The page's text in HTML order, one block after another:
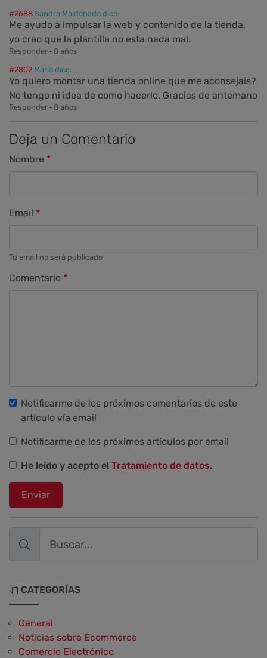
#2688 Sandra Maldonado dice:
Me ayudo a impulsar la web y contenido de la tienda,
yo creo que la plantilla no esta nada mal.
Responder · 8 años
#2802 María dice:
Yo quiero montar una tienda online que me aconsejais?
No tengo ni idea de como hacerlo. Gracias de antemano
Responder · 8 años
Deja un Comentario
Nombre
Email
Tu email no será publicado
Comentario
Notificarme de los próximos comentarios de este
artículo vía email
Notificarme de los próximos artículos por email
He leído y acepto el Tratamiento de datos.
Enviar
CATEGORÍAS
General
Noticias sobre Ecommerce
Comercio Electrónico